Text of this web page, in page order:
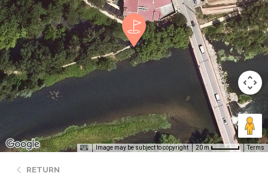
Image may be subject to copyright 20 m Terms
RETURN